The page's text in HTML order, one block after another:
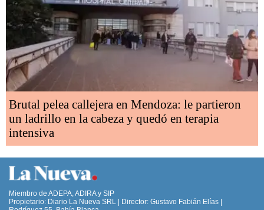
Brutal pelea callejera en Mendoza: le partieron
un ladrillo en la cabeza y quedó en terapia
intensiva
Miembro de ADEPA, ADIRA y SIP
Propietario: Diario La Nueva SRL | Director: Gustavo Fabián Elías |